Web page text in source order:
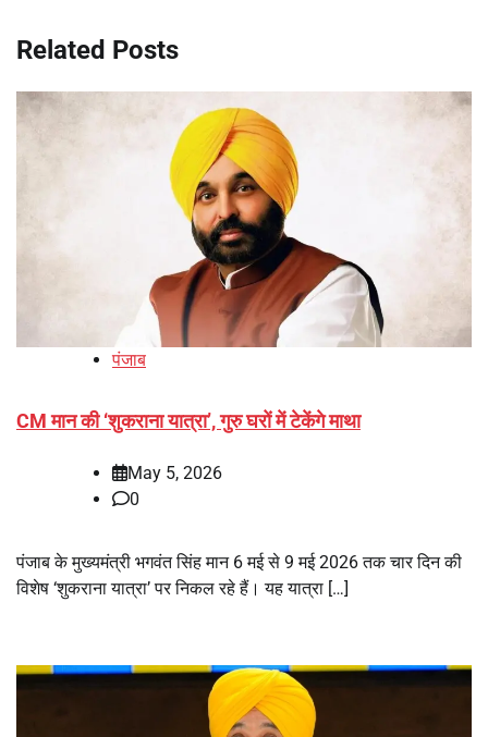
Related Posts
पंजाब
CM मान की ‘शुकराना यात्रा’, गुरु घरों में टेकेंगे माथा
May 5, 2026
0
पंजाब के मुख्यमंत्री भगवंत सिंह मान 6 मई से 9 मई 2026 तक चार दिन की
विशेष ‘शुकराना यात्रा’ पर निकल रहे हैं। यह यात्रा […]